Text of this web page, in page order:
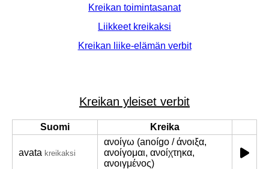
Kreikan toimintasanat
Liikkeet kreikaksi
Kreikan liike-elämän verbit
Kreikan yleiset verbit
Suomi Kreika
avata kreikaksi
ανοίγω (anoígo / άνοιξα,
ανοίγομαι, ανοίχτηκα,
ανοιγμένος)